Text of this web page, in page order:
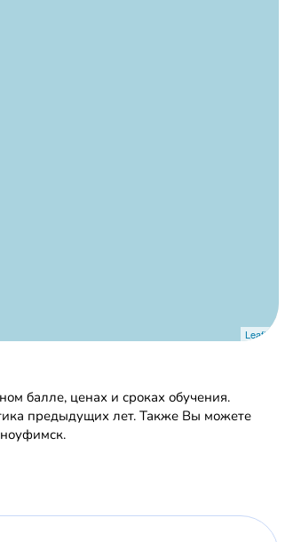
Leaflet
балле, ценах и сроках обучения.
предыдущих лет. Также Вы можете